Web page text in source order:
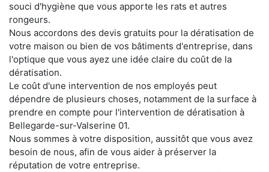
souci d'hygiène que vous apporte les rats et autres
rongeurs.
Nous accordons des devis gratuits pour la dératisation de
votre maison ou bien de vos bâtiments d'entreprise, dans
l'optique que vous ayez une idée claire du coût de la
dératisation.
Le coût d'une intervention de nos employés peut
dépendre de plusieurs choses, notamment de la surface à
prendre en compte pour l'intervention de dératisation à
Bellegarde-sur-Valserine 01.
Nous sommes à votre disposition, aussitôt que vous avez
besoin de nous, afin de vous aider à préserver la
réputation de votre entreprise.